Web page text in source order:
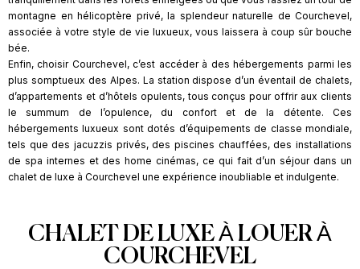
montagne en hélicoptère privé, la splendeur naturelle de Courchevel,
associée à votre style de vie luxueux, vous laissera à coup sûr bouche
bée.
Enfin, choisir Courchevel, c’est accéder à des hébergements parmi les
plus somptueux des Alpes. La station dispose d’un éventail de chalets,
d’appartements et d’hôtels opulents, tous conçus pour offrir aux clients
le summum de l’opulence, du confort et de la détente. Ces
hébergements luxueux sont dotés d’équipements de classe mondiale,
tels que des jacuzzis privés, des piscines chauffées, des installations
de spa internes et des home cinémas, ce qui fait d’un séjour dans un
chalet de luxe à Courchevel une expérience inoubliable et indulgente.
CHALET DE LUXE À LOUER À
COURCHEVEL